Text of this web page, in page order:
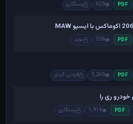
PDF
623 رستگاری
PDF
558 نوید
PDF
1,269 فردین گردی
ری را
PDF
1,914 رستگاری